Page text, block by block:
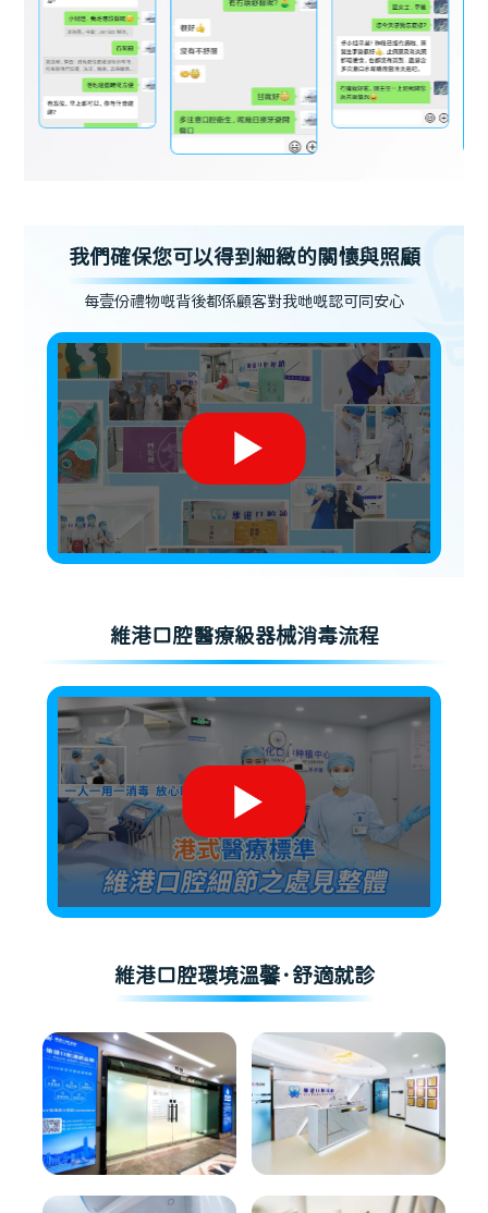
我們確保您可以得到細緻的關懷與照顧
每壹份禮物嘅背後都係顧客對我哋嘅認可同安心
維港口腔醫療級器械消毒流程
維港口腔環境溫馨·舒適就診